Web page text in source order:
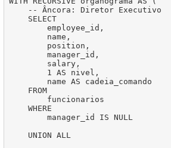
    -- Âncora: Diretor Executivo
    SELECT
        employee_id,
        name,
        position,
        manager_id,
        salary,
        1 AS nivel,
        name AS cadeia_comando
    FROM
        funcionarios
    WHERE
        manager_id IS NULL
    UNION ALL